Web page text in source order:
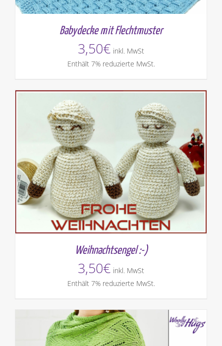
Babydecke mit Flechtmuster
3,50€ inkl. MwSt
Enthält 7% reduzierte MwSt.
Weihnachtsengel :-)
3,50€ inkl. MwSt
Enthält 7% reduzierte MwSt.